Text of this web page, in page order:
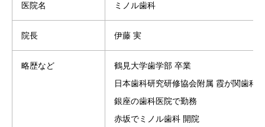
医院名 ミノル歯科
院長 伊藤 実
略歴など
鶴見大学歯学部 卒業
日本歯科研究研修協会附属 霞が関歯科
銀座の歯科医院で勤務
赤坂でミノル歯科 開院